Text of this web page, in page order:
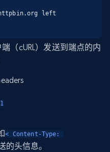
left
（cURL）发送到端点的内
< Content-Type:
的头信息。